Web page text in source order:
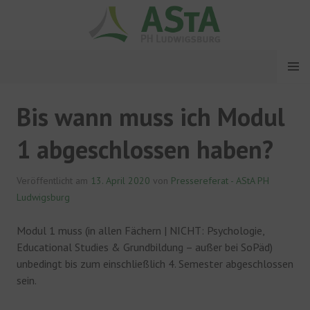
ASTA PH LUDWIGSBURG
MENÜ
Bis wann muss ich Modul
1 abgeschlossen haben?
Veröffentlicht am 13. April 2020 von Pressereferat - AStA PH
Ludwigsburg
Modul 1 muss (in allen Fächern | NICHT: Psychologie,
Educational Studies & Grundbildung – außer bei SoPäd)
unbedingt bis zum einschließlich 4. Semester abgeschlossen
sein.